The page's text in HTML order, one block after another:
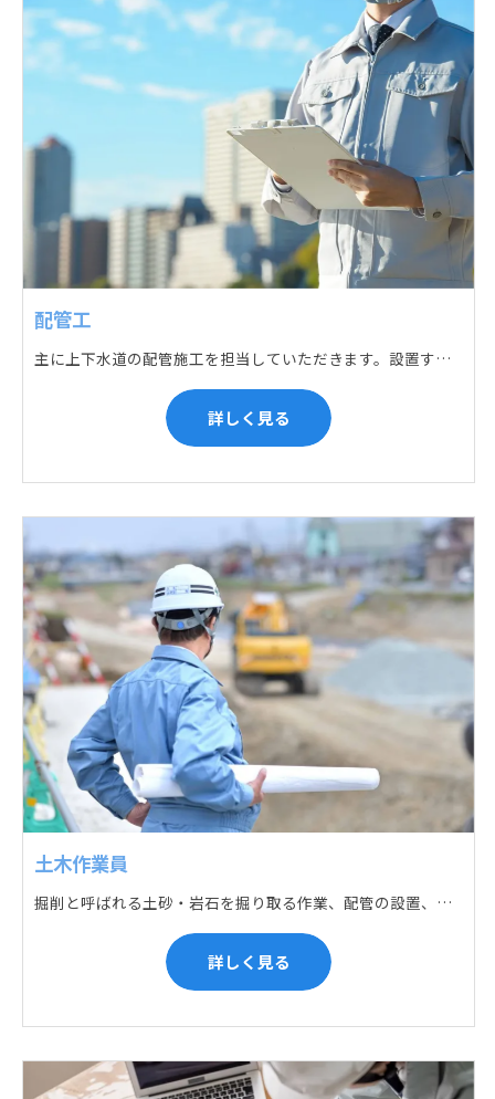
配管工
主に上下水道の配管施工を担当していただきます。設置する場所に応じて配管の形状や流れを工夫する管加工、ねじ切り、管締め、そして管据付作業になり、5人以上のチームで動くことが多いです。
詳しく見る
土木作業員
掘削と呼ばれる土砂・岩石を掘り取る作業、配管の設置、埋戻しの順に手作業と機械作業の併用をして行います。また、作業に使用する管材料の運搬作業も、機械と手作業にて行っています。
詳しく見る